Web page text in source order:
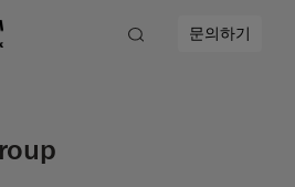
문의하기